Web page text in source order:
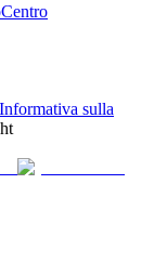
Centro
Informativa sulla